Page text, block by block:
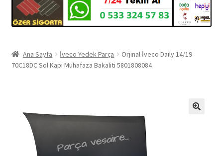
Ana Sayfa İveco Yedek Parça
Orjinal İveco Daily 14/19
70C18DC Sol Kapı Muhafaza Bakaliti 5801808084